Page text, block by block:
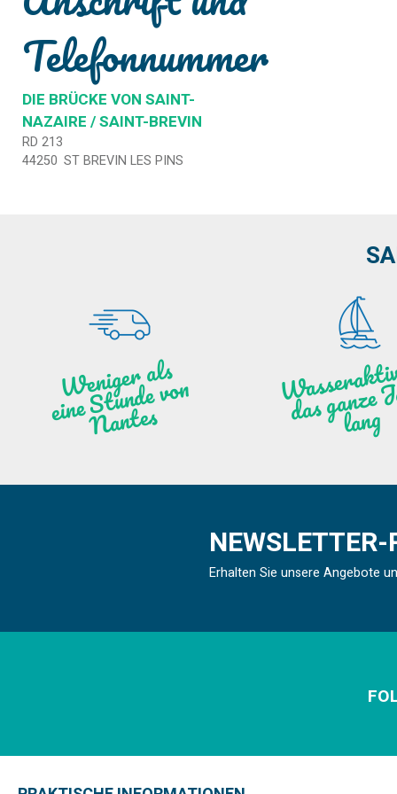
Telefonnummer
DIE BRÜCKE VON SAINT-
NAZAIRE / SAINT-BREVIN
RD 213
44250 ST BREVIN LES PINS
We
ni
ge
r
als
ei
ne
Stu
n
de vo
n
N
a
ntes ng
NEWSLETTER-
Erhalten Sie unsere Angebote